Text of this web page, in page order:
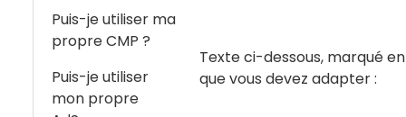
Puis-je utiliser ma
propre CMP ?
Puis-je utiliser
mon propre
Texte ci-dessous, marqué
que vous devez adapter :